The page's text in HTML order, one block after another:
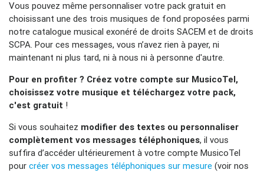
Vous pouvez même personnaliser votre pack gratuit en
choisissant une des trois musiques de fond proposées parmi
notre catalogue musical exonéré de droits SACEM et de droits
SCPA. Pour ces messages, vous n’avez rien à payer, ni
maintenant ni plus tard, ni à nous ni à personne d'autre.
Pour en profiter ? Créez votre compte sur MusicoTel,
choisissez votre musique et téléchargez votre pack,
c'est gratuit !
Si vous souhaitez modifier des textes ou personnaliser
complètement vos messages téléphoniques, il vous
suffira d’accéder ultérieurement à votre compte MusicoTel
pour créer vos messages téléphoniques sur mesure (voir nos